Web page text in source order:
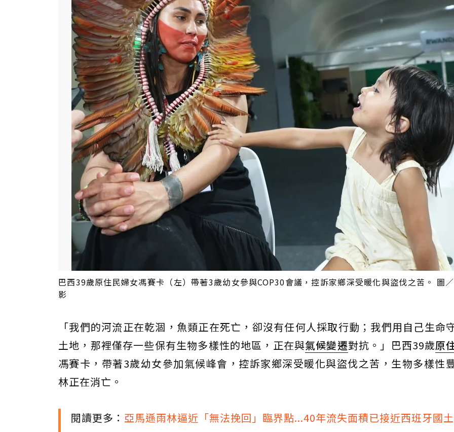
巴西39歲原住民婦女馮賽卡（左）帶著3歲幼女參與COP30會議，控訴家鄉深受暖化與盜伐之苦。 圖
影
「我們的河流正在乾涸，魚類正在死亡，卻沒有任何人採取行動；我們用自己生命
土地，那裡僅存一些保有生物多樣性的地區，正在與氣候變遷對抗。」巴西39歲原
馮賽卡，帶著3歲幼女參加氣候峰會，控訴家鄉深受暖化與盜伐之苦，生物多樣性
林正在消亡。
閱讀更多： 亞馬遜雨林逼近「無法挽回」臨界點...40年流失面積已接近西班牙國